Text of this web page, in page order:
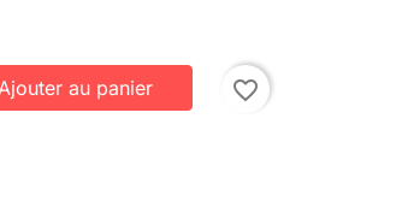
Ajouter au panier favorite_border